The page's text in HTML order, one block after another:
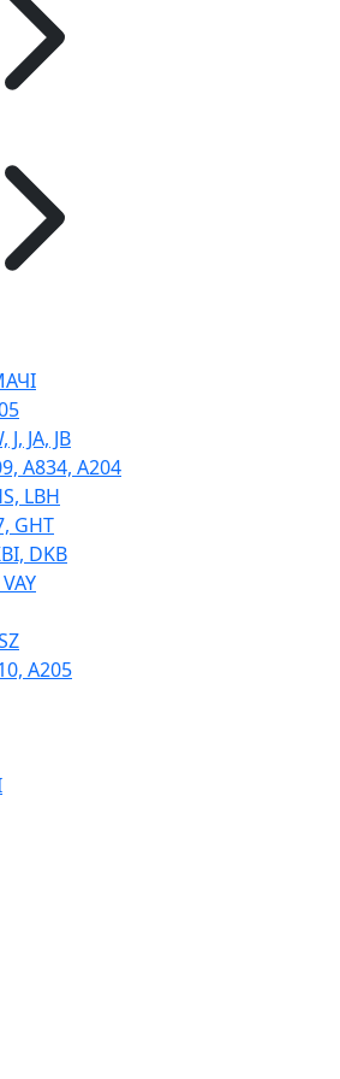
АПАРАТУРА
J, JA, JB
A834, A204
LBH
GHT
DKB
A205